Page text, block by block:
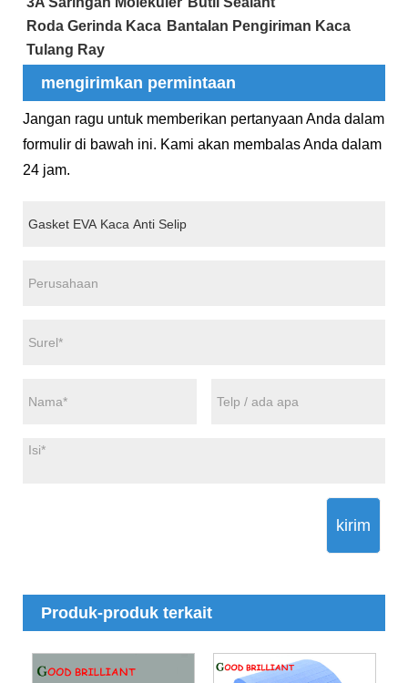
Roda Gerinda Kaca Bantalan Pengiriman Kaca
Tulang Ray
mengirimkan permintaan
Jangan ragu untuk memberikan pertanyaan Anda dalam
formulir di bawah ini. Kami akan membalas Anda dalam
24 jam.
kirim
Produk-produk terkait